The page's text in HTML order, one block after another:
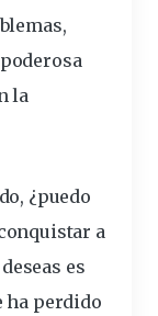
poderosa
la
¿puedo
a
es
ha perdido